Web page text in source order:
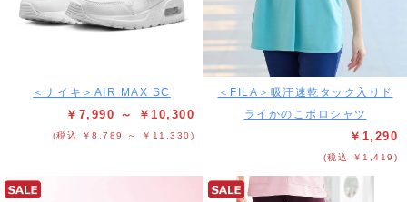
＜ナイキ＞AIR MAX SC
￥7,990 ～ ￥10,300
(税込 ￥8,789 ～ ￥11,330)
＜FILA＞吸汗速乾タック入りド
ライかのこポロシャツ
￥1,290
(税込 ￥1,419)